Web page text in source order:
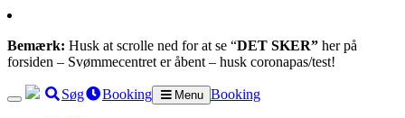
Bemærk: Husk at scrolle ned for at se “DET SKER” her på
forsiden – Svømmecentret er åbent – husk coronapas/test!
Søg Booking Menu Booking